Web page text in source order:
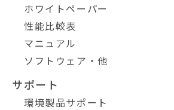
ホワイトペーパー
性能比較表
マニュアル
ソフトウェア・他
サポート
環境製品サポート